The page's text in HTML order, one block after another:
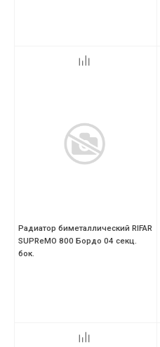
Радиатор биметаллический RIFAR
SUPReMO 800 Бордо 04 секц.
бок.